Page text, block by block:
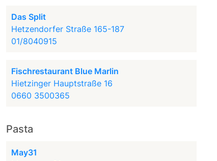
Das Split
Hetzendorfer Straße 165-187
01/8040915
Fischrestaurant Blue Marlin
Hietzinger Hauptstraße 16
0660 3500365
Pasta
May31